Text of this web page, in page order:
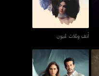
أنف وثلاث عُيون